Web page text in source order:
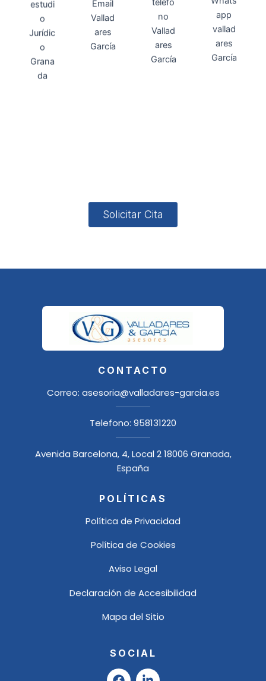
Solicitar Cita
CONTACTO
Correo: asesoria@valladares-garcia.es
Telefono: 958131220
Avenida Barcelona, 4, Local 2 18006 Granada,
España
POLÍTICAS
Política de Privacidad
Política de Cookies
Aviso Legal
Declaración de Accesibilidad
Mapa del Sitio
SOCIAL
F
L